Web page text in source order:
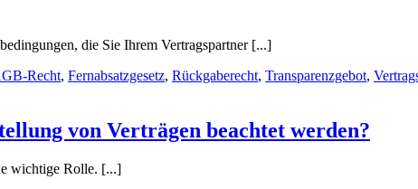
die Sie Ihrem Vertragspartner [...]
Recht, Fernabsatzgesetz, Rückgaberecht, Transparenzgebot,
von Verträgen beachtet werden?
wichtige Rolle. [...]